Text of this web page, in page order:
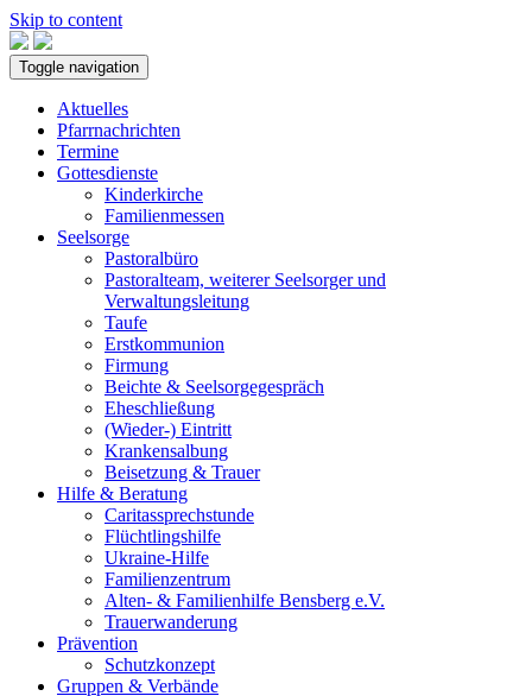
Skip to content
Toggle navigation
Aktuelles
Pfarrnachrichten
Termine
Gottesdienste
Kinderkirche
Familienmessen
Seelsorge
Pastoralbüro
Pastoralteam, weiterer Seelsorger und
Verwaltungsleitung
Taufe
Erstkommunion
Firmung
Beichte & Seelsorgegespräch
Eheschließung
(Wieder-) Eintritt
Krankensalbung
Beisetzung & Trauer
Hilfe & Beratung
Caritassprechstunde
Flüchtlingshilfe
Ukraine-Hilfe
Familienzentrum
Alten- & Familienhilfe Bensberg e.V.
Trauerwanderung
Prävention
Schutzkonzept
Gruppen & Verbände